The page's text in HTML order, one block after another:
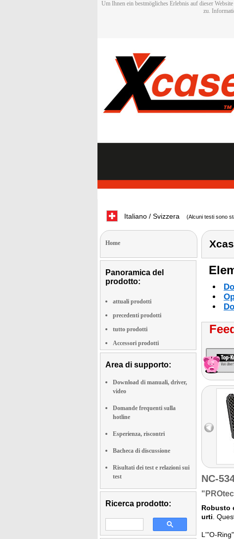
Um Ihnen ein bestmögliches Erlebnis auf dieser
zu.
Italiano / Svizzera (Alcuni testi sono
Home
Panoramica del
prodotto:
attuali prodotti
precedenti prodotti
tutto prodotti
Accessori prodotti
Area di supporto:
Download di manuali, driver,
video
Domande frequenti sulla
hotline
Esperienza, riscontri
Bacheca di discussione
Risultati dei test e relazioni sui
test
Ricerca prodotto:
NC-
Robusto
urti .
L'"O-